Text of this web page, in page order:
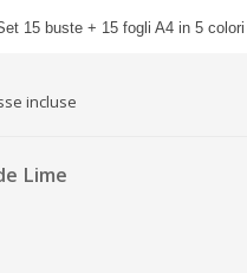
15 buste + 15 fogli A4 in 5 colori
incluse
Lime